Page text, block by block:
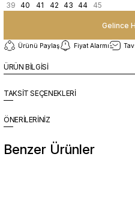
39 40 41 42 43 44 45
Gelince
Ürünü Paylaş Fiyat Alarmı
ÜRÜN BİLGİSİ
TAKSİT SEÇENEKLERİ
ÖNERİLERİNİZ
Benzer Ürünler